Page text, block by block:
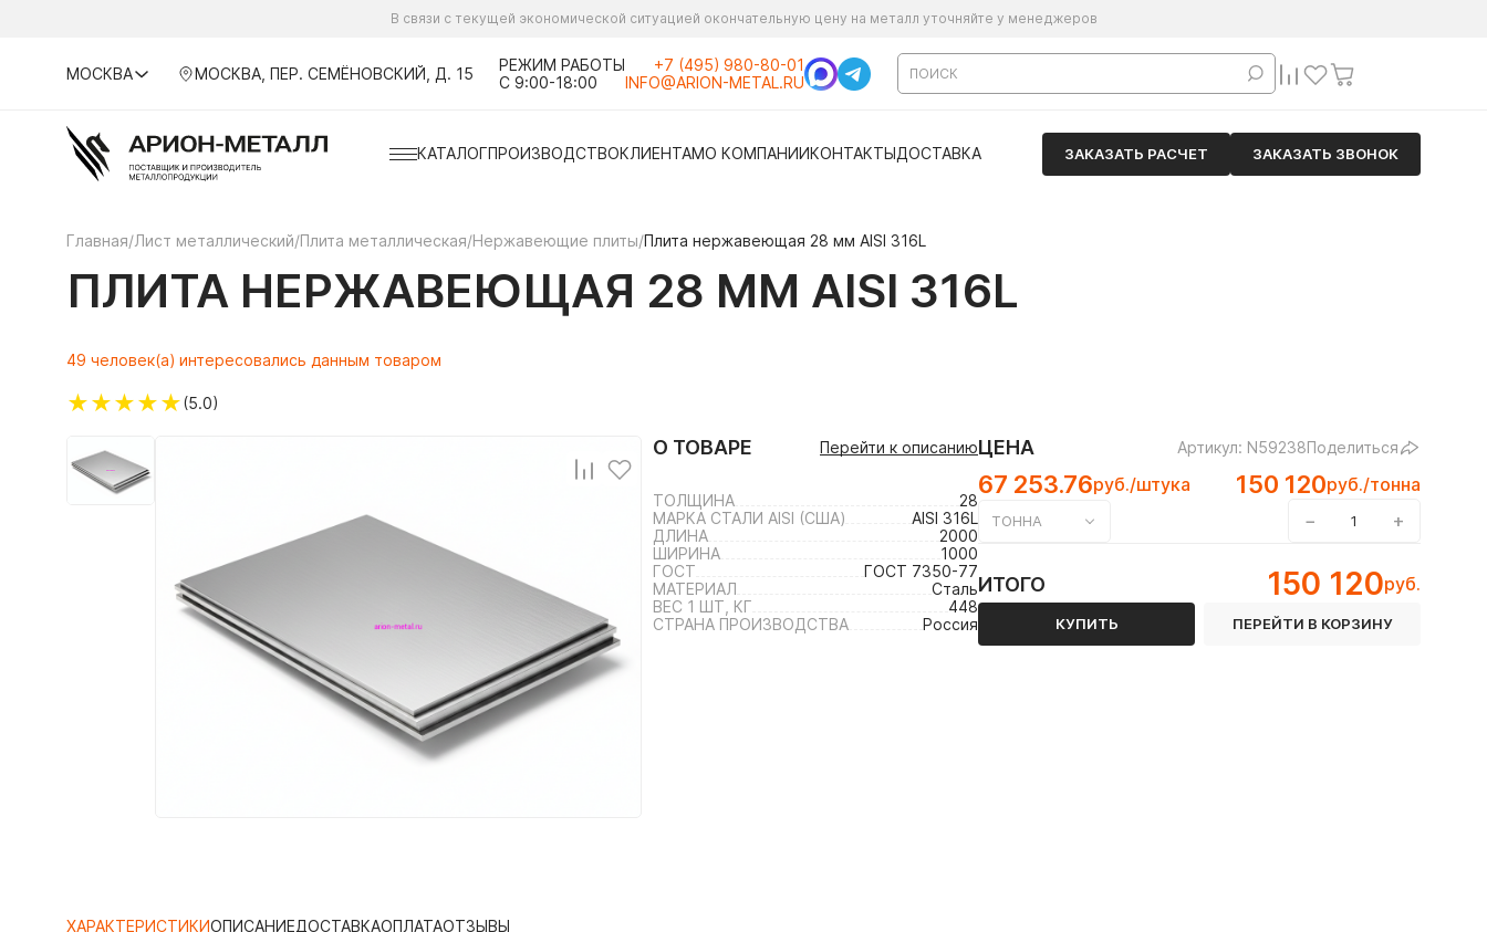
В связи с текущей экономической ситуацией окончательную цену на металл уточняйте у менеджеров
МОСКВА МОСКВА, ПЕР. СЕМЁНОВСКИЙ, Д. 15
РЕЖИМ РАБОТЫ
С 9:00-18:00
+7 (495) 980-80-01
INFO@ARION-METAL.RU
КАТАЛОГПРОИЗВОДСТВОКЛИЕНТАМО КОМПАНИИКОНТАКТЫДОСТАВКА ЗАКАЗАТЬ РАСЧЕТ ЗАКАЗАТЬ ЗВОНОК
Главная/Лист металлический/Плита металлическая/Нержавеющие плиты/Плита нержавеющая 28 мм AISI 316L
ПЛИТА НЕРЖАВЕЮЩАЯ 28 ММ AISI 316L
49 человек(а) интересовались данным товаром
★★★★★(5.0)
О ТОВАРЕ Перейти к описанию
ТОЛЩИНА
28
МАРКА СТАЛИ AISI (США)
AISI 316L
ДЛИНА
2000
ШИРИНА
1000
ГОСТ
ГОСТ 7350-77
МАТЕРИАЛ
Сталь
ВЕС 1 ШТ, КГ
448
СТРАНА ПРОИЗВОДСТВА
Россия
ЦЕНА Артикул: N59238Поделиться
67 253.76руб./штука 150 120руб./тонна
ТОННА − +
ИТОГО 150 120руб.
КУПИТЬ ПЕРЕЙТИ В КОРЗИНУ
ХАРАКТЕРИСТИКИОПИСАНИЕДОСТАВКАОПЛАТАОТЗЫВЫ